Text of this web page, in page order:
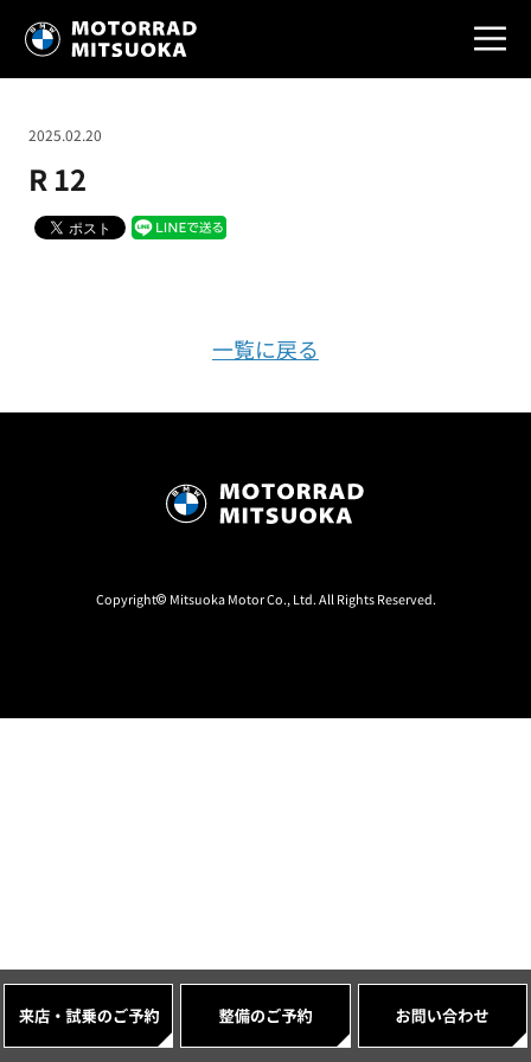
R 12
2025.02.20
一覧に戻る
Copyright© Mitsuoka Motor Co., Ltd. All Rights Reserved.